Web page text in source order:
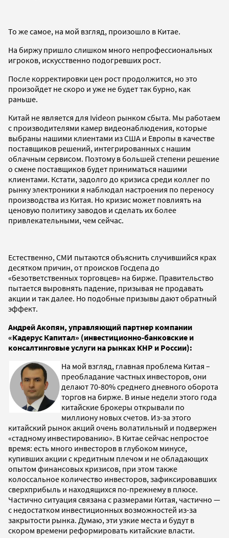
То же самое, на мой взгляд, произошло в Китае.
На биржу пришло слишком много непрофессиональных
игроков, искусственно подогревших рост.
После корректировки цен рост продолжится, но это
произойдет не скоро и уже не будет так бурно, как
раньше.
Китай не является для Ivideon рынком сбыта. Мы работаем
с производителями камер видеонаблюдения, которые
выбраны нашими клиентами из США и Европы в качестве
поставщиков решений, интегрированных с нашим
облачным сервисом. Поэтому в большей степени решение
о смене поставщиков будет приниматься нашими
клиентами. Кстати, задолго до кризиса среди коллег по
рынку электроники я наблюдал настроения по переносу
производства из Китая. Но кризис может повлиять на
ценовую политику заводов и сделать их более
привлекательными, чем сейчас.
Естественно, СМИ пытаются объяснить случившийся крах
десятком причин, от происков Госдепа до
«безответственных торговцев» на бирже. Правительство
пытается выровнять падение, призывая не продавать
акции и так далее. Но подобные призывы дают обратный
эффект.
Андрей Акопян, управляющий партнер компании
«Кадерус Капитал» (инвестиционно-банковские и
консалтинговые услуги на рынках КНР и России):
На мой взгляд, главная проблема Китая –
преобладание частных инвесторов, они
делают 70-80% среднего дневного оборота
торгов на бирже. В иные недели этого года
китайские брокеры открывали по
миллиону новых счетов. Из-за этого
китайский рынок акций очень волатильный и подвержен
«стадному инвестированию». В Китае сейчас непростое
время: есть много инвесторов в глубоком минусе,
купивших акции с кредитным плечом и не обладающих
опытом финансовых кризисов, при этом также
колоссальное количество инвесторов, зафиксировавших
сверхприбыль и находящихся по-прежнему в плюсе.
Частично ситуация связана с размерами Китая, частично —
с недостатком инвестиционных возможностей из-за
закрытости рынка. Думаю, эти узкие места и будут в
скором времени реформировать китайские власти.